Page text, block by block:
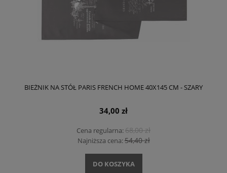
BIEŻNIK NA STÓŁ PARIS FRENCH HOME 40X145 CM - SZARY
34,00 zł
Cena regularna:68,00 zł
Najniższa cena:54,40 zł
DO KOSZYKA